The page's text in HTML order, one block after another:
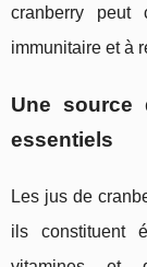
cranberry peut
immunitaire et à
Une source
essentiels
Les jus de
ils constituent